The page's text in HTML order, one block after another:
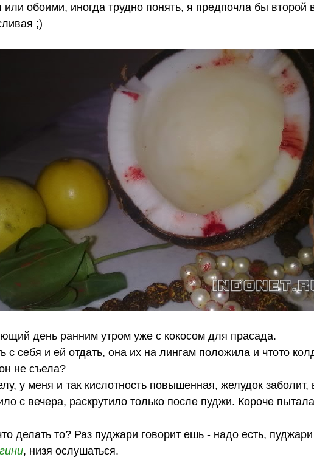
или обоими, иногда трудно понять, я предпочла бы второй
;)
день ранним утром уже с кокосом для прасада.
себя и ей отдать, она их на лингам положила и чтото
не съела?
у меня и так кислотность повышенная, желудок
с вечера, раскрутило только после пуджи. Короче
делать то? Раз пуджари говорит ешь - надо есть,
, низя ослушаться.